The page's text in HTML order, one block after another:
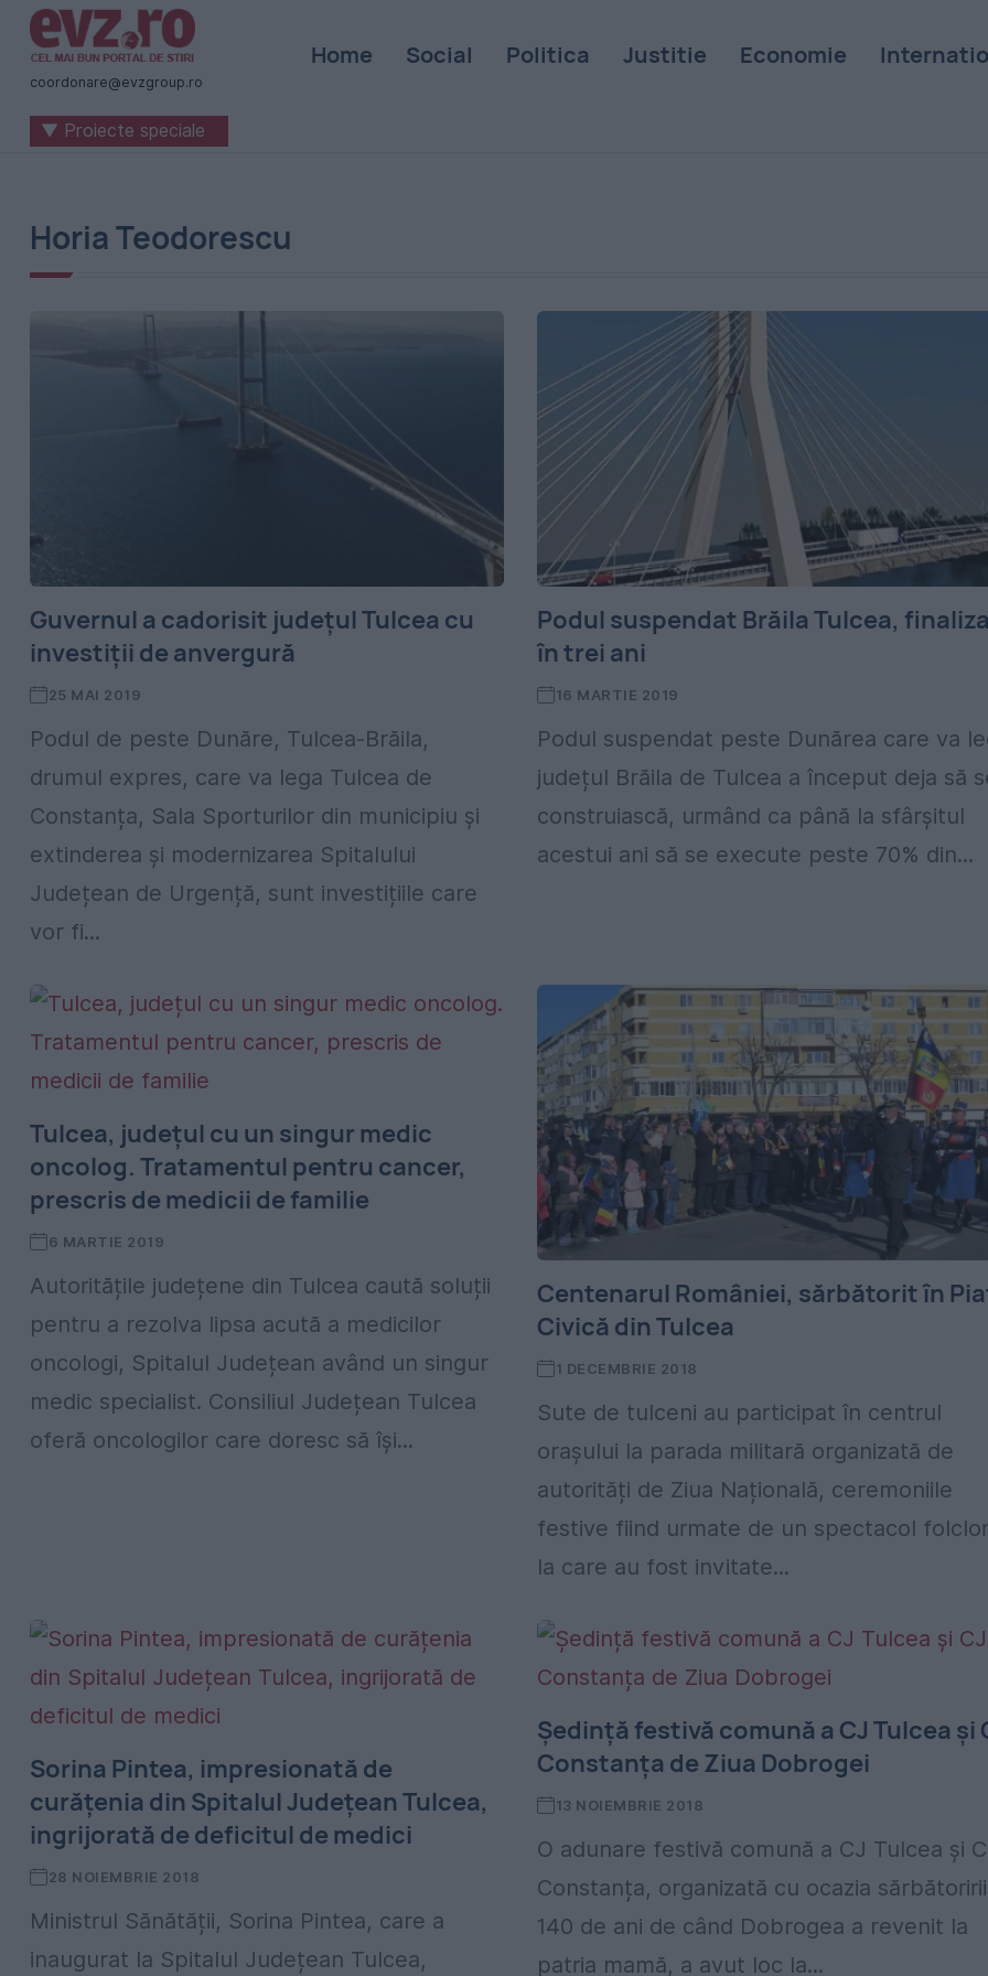
Știri
naționale
internaționale
România
-
coordonare@evzgroup.ro
Home Social Politica Justitie Economie
▼ Proiecte speciale
Horia Teodorescu
Guvernul a cadorisit județul Tulcea cu
investiții de anvergură
25 MAI 2019
Podul de peste Dunăre, Tulcea-Brăila,
drumul expres, care va lega Tulcea de
Constanța, Sala Sporturilor din municipiu și
extinderea și modernizarea Spitalului
Județean de Urgență, sunt investițiile care
vor fi...
Podul suspendat Brăila Tulcea,
în trei ani
16 MARTIE 2019
Podul suspendat peste Dunărea care va
județul Brăila de Tulcea a început deja să
construiască, urmând ca până la sfârșitul
acestui ani să se execute peste 70% din...
Tulcea, județul cu un singur medic
oncolog. Tratamentul pentru cancer,
prescris de medicii de familie
6 MARTIE 2019
Autoritățile județene din Tulcea caută soluții
pentru a rezolva lipsa acută a medicilor
oncologi, Spitalul Județean având un singur
medic specialist. Consiliul Județean Tulcea
oferă oncologilor care doresc să își...
Centenarul României, sărbătorit în
Civică din Tulcea
1 DECEMBRIE 2018
Sute de tulceni au participat în centrul
orașului la parada militară organizată de
autorități de Ziua Națională, ceremoniile
festive fiind urmate de un spectacol
la care au fost invitate...
Sorina Pintea, impresionată de
curățenia din Spitalul Județean Tulcea,
ingrijorată de deficitul de medici
28 NOIEMBRIE 2018
Ministrul Sănătății, Sorina Pintea, care a
inaugurat la Spitalul Județean Tulcea,
Ședință festivă comună a CJ Tulcea și
Constanța de Ziua Dobrogei
13 NOIEMBRIE 2018
O adunare festivă comună a CJ Tulcea și
Constanța, organizată cu ocazia
140 de ani de când Dobrogea a revenit la
patria mamă, a avut loc la...